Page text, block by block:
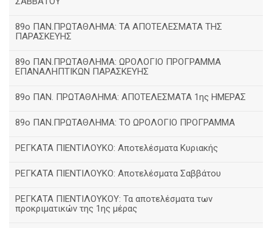
89ο ΠΑΝ.ΠΡΩΤΑΘΛΗΜΑ: ΤΑ ΑΠΟΤΕΛΕΣΜΑΤΑ ΤΗΣ
ΠΑΡΑΣΚΕΥΗΣ
89ο ΠΑΝ.ΠΡΩΤΑΘΛΗΜΑ: ΩΡΟΛΟΓΙΟ ΠΡΟΓΡΑΜΜΑ
ΕΠΑΝΑΛΗΠΤΙΚΩΝ ΠΑΡΑΣΚΕΥΗΣ
89ο ΠΑΝ. ΠΡΩΤΑΘΛΗΜΑ: ΑΠΟΤΕΛΕΣΜΑΤΑ 1ης ΗΜΕΡΑΣ
89ο ΠΑΝ.ΠΡΩΤΑΘΛΗΜΑ: ΤΟ ΩΡΟΛΟΓΙΟ ΠΡΟΓΡΑΜΜΑ
ΡΕΓΚΑΤΑ ΠΙΕΝΤΙΛΟΥΚΟ: Αποτελέσματα Κυριακής
ΡΕΓΚΑΤΑ ΠΙΕΝΤΙΛΟΥΚΟ: Αποτελέσματα Σαββάτου
ΡΕΓΚΑΤΑ ΠΙΕΝΤΙΛΟΥΚΟΥ: Τα αποτελέσματα των
προκριματικών της 1ης μέρας